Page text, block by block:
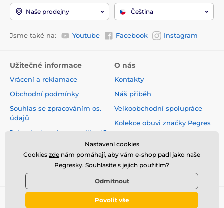
Naše prodejny Čeština
Jsme také na: Youtube Facebook Instagram
Užitečné informace
Vrácení a reklamace
Obchodní podmínky
Souhlas se zpracováním os.
údajů
Jak vybrat správnou velikost?
O nás
Kontakty
Náš příběh
Velkoobchodní spolupráce
Kolekce obuvi značky Pegres
Velkoobchodní zóna
Kariéra
© 2026 pegres.cz ⦁ E-shop vytvořila
Nastavení cookies
Cookies zde nám pomáhají, aby vám e-shop padl jako naše
Pegresky. Souhlasíte s jejich použitím?
Odmítnout
Povolit vše